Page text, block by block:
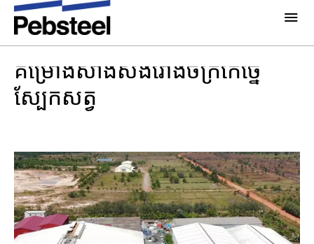
អំពីយើង
ហេតុអ្វីជ្រើសរើសយក​ Pebsteel
ដំណោះស្រាយ
ទិដ្ឋភាពទូទៅ
ប្រព័ន្ធ គ្រឿងបង្គុំអាគារ
ផលិតផល
ប្រព័ន្ធផ្សព្វផ្សាយ
ព័តមាន
រូបភាព
ខិត្តប័ណ្ណ
ផ្ទះ/គម្រោងសាងសង់រោងចក្រកែច្នៃស្បែកសត្វ
គម្រោងសាងសង់រោងចក្រកែច្នៃ
ស្បែកសត្វ